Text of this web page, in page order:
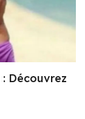
: Découvrez